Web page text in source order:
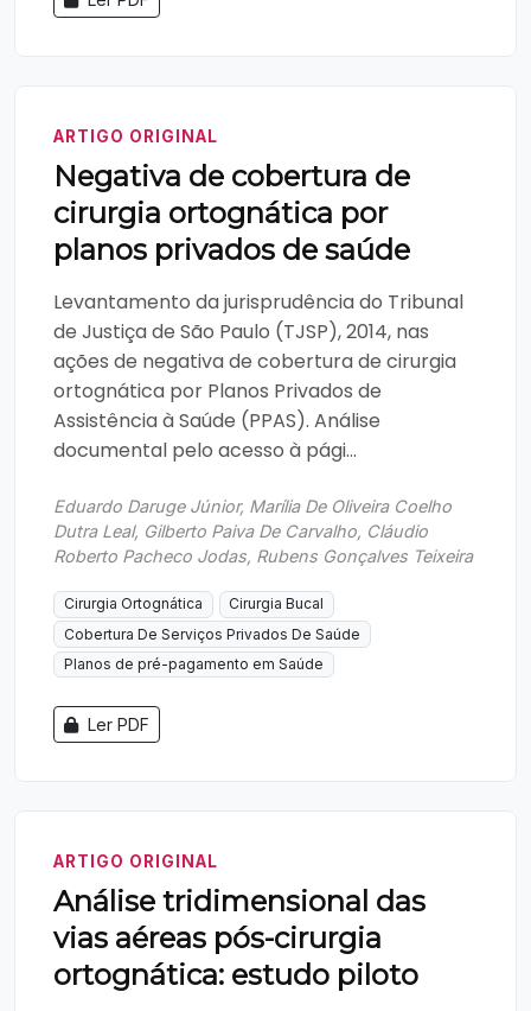
ARTIGO ORIGINAL
Negativa de cobertura de
cirurgia ortognática por
planos privados de saúde
Levantamento da jurisprudência do Tribunal
de Justiça de São Paulo (TJSP), 2014, nas
ações de negativa de cobertura de cirurgia
ortognática por Planos Privados de
Assistência à Saúde (PPAS). Análise
documental pelo acesso à pági...
Eduardo Daruge Júnior, Marília De Oliveira Coelho
Dutra Leal, Gilberto Paiva De Carvalho, Cláudio
Roberto Pacheco Jodas, Rubens Gonçalves Teixeira
Cirurgia Ortognática
Cirurgia Bucal
Cobertura De Serviços Privados De Saúde
Planos de pré-pagamento em Saúde
Ler PDF
ARTIGO ORIGINAL
Análise tridimensional das
vias aéreas pós-cirurgia
ortognática: estudo piloto